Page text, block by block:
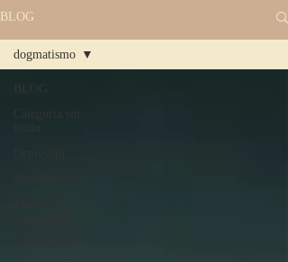
BLOG
BLOG
Categoría sin
dogmatismo